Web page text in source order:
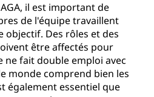
il est important de
de l'équipe travaillent
Des rôles et des
être affectés pour
ne fait double emploi avec
monde comprend bien les
également essentiel que